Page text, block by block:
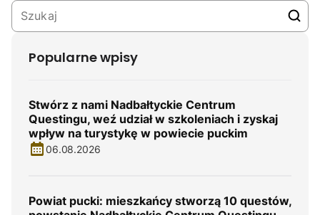
Popularne wpisy
Stwórz z nami Nadbałtyckie Centrum
Questingu, weź udział w szkoleniach i zyskaj
wpływ na turystykę w powiecie puckim
06.08.2026
Powiat pucki: mieszkańcy stworzą 10 questów,